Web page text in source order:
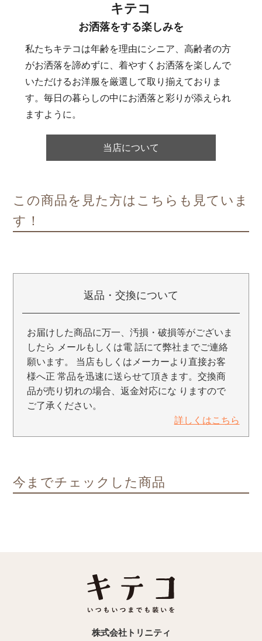
キテコ
お洒落をする楽しみを
私たちキテコは年齢を理由にシニア、高齢者の方
がお洒落を諦めずに、着やすくお洒落を楽しんで
いただけるお洋服を厳選して取り揃えておりま
す。毎日の暮らしの中にお洒落と彩りが添えられ
ますように。
当店について
この商品を見た方はこちらも見ていま
す！
返品・交換について
お届けした商品に万一、汚損・破損等がございま
したら メールもしくは電 話にて弊社までご連絡
願います。 当店もしくはメーカーより直接お客
様へ正 常品を迅速に送らせて頂きます。交換商
品が売り切れの場合、返金対応にな りますので
ご了承ください。
詳しくはこちら
今までチェックした商品
株式会社トリニティ